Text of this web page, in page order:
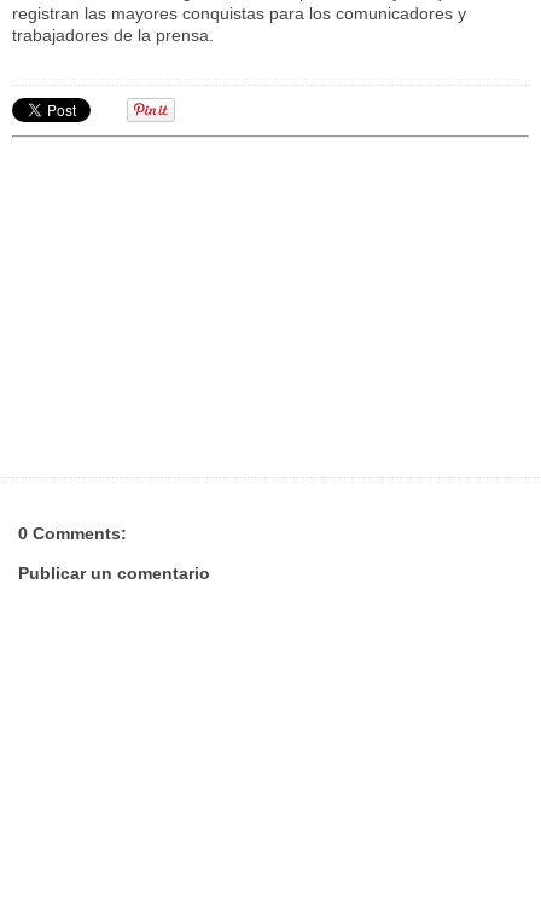
registran las mayores conquistas para los comunicadores y
trabajadores de la prensa.
0 Comments:
Publicar un comentario